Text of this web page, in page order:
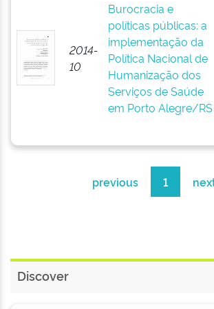
2014-
10
Burocracia e
políticas públicas: a
implementação da
Política Nacional de
Humanização dos
Serviços de Saúde
em Porto Alegre/RS
previous 1
Discover